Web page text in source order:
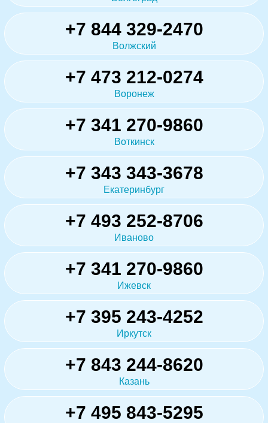
+7 844 329-2470
Волжский
+7 473 212-0274
Воронеж
+7 341 270-9860
Воткинск
+7 343 343-3678
Екатеринбург
+7 493 252-8706
Иваново
+7 341 270-9860
Ижевск
+7 395 243-4252
Иркутск
+7 843 244-8620
Казань
+7 495 843-5295